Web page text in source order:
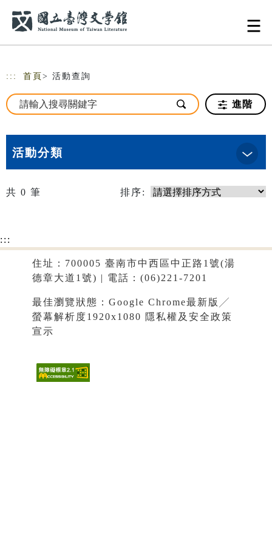
::: 首頁 > 活動查詢
進階
活動分類
共 0 筆 排序:
:::
住址：700005 臺南市中西區中正路1號(湯
德章大道1號) | 電話：(06)221-7201
最佳瀏覽狀態：Google Chrome最新版╱
螢幕解析度1920x1080 隱私權及安全政策
宣示